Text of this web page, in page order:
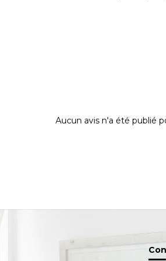
Aucun avis n'a été publié